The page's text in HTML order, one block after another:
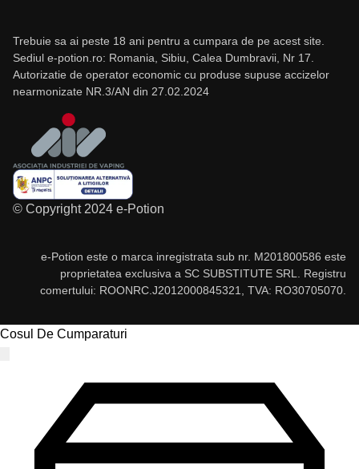
Trebuie sa ai peste 18 ani pentru a cumpara de pe acest site.
Sediul e-potion.ro: Romania, Sibiu, Calea Dumbravii, Nr 17.
Autorizatie de operator economic cu produse supuse accizelor
nearmonizate NR.3/AN din 27.02.2024
© Copyright 2024 e-Potion
e-Potion este o marca inregistrata sub nr. M201800586 este
proprietatea exclusiva a SC SUBSTITUTE SRL. Registru
comertului: ROONRC.J2012000845321, TVA: RO30705070.
Cosul De Cumparaturi